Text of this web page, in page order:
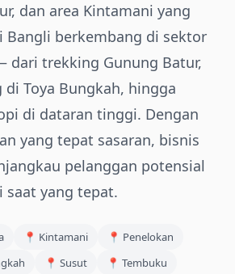
dan area Kintamani yang
Bangli berkembang di sektor
dari trekking Gunung Batur,
Toya Bungkah, hingga
di dataran tinggi. Dengan
yang tepat sasaran, bisnis
pelanggan potensial
saat yang tepat.
📍 Kintamani 📍 Penelokan
📍 Susut 📍 Tembuku